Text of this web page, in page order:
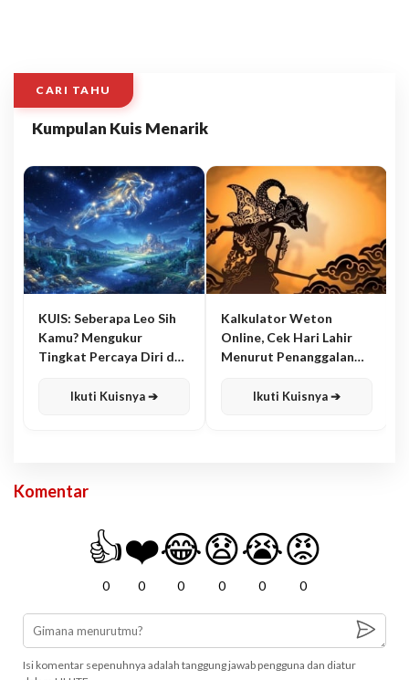
CARI TAHU
Kumpulan Kuis Menarik
KUIS: Seberapa Leo Sih
Kamu? Mengukur
Tingkat Percaya Diri dan
Ikuti Kuisnya ➔
Kalkulator Weton
Online, Cek Hari Lahir
Menurut Penanggalan
Ikuti Kuisnya ➔
Komentar
👍
0
❤️
0
😂
0
😧
0
😭
0
😡
0
Isi komentar sepenuhnya adalah tanggung jawab pengguna dan diatur